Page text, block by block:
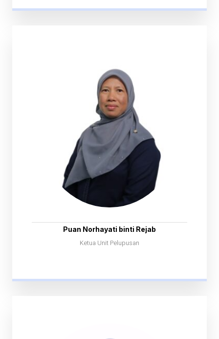
Puan Norhayati binti Rejab
Ketua Unit Pelupusan